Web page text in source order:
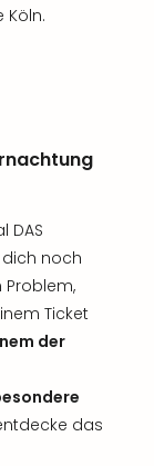
Köln.
DAS
dich noch
Problem,
Ticket
der
das